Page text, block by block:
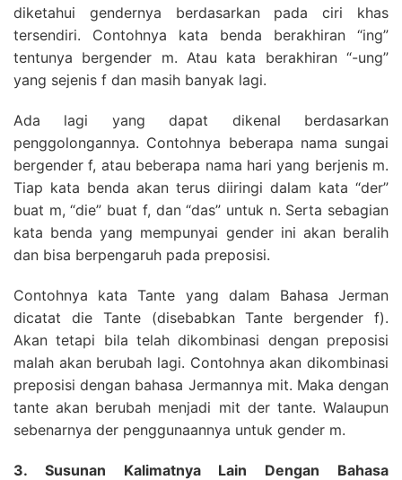
diketahui gendernya berdasarkan pada ciri khas
tersendiri. Contohnya kata benda berakhiran “ing”
tentunya bergender m. Atau kata berakhiran “-ung”
yang sejenis f dan masih banyak lagi.
Ada lagi yang dapat dikenal berdasarkan
penggolongannya. Contohnya beberapa nama sungai
bergender f, atau beberapa nama hari yang berjenis m.
Tiap kata benda akan terus diiringi dalam kata “der”
buat m, “die” buat f, dan “das” untuk n. Serta sebagian
kata benda yang mempunyai gender ini akan beralih
dan bisa berpengaruh pada preposisi.
Contohnya kata Tante yang dalam Bahasa Jerman
dicatat die Tante (disebabkan Tante bergender f).
Akan tetapi bila telah dikombinasi dengan preposisi
malah akan berubah lagi. Contohnya akan dikombinasi
preposisi dengan bahasa Jermannya mit. Maka dengan
tante akan berubah menjadi mit der tante. Walaupun
sebenarnya der penggunaannya untuk gender m.
3. Susunan Kalimatnya Lain Dengan Bahasa